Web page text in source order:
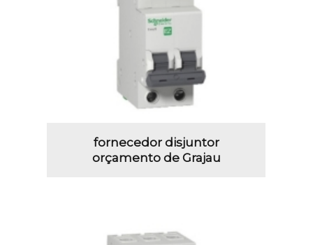
fornecedor disjuntor
orçamento de Grajau